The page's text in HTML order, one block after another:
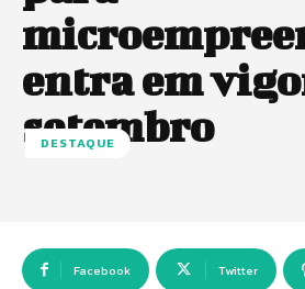
entra em
setembro
DESTAQUE
Facebook Twitter